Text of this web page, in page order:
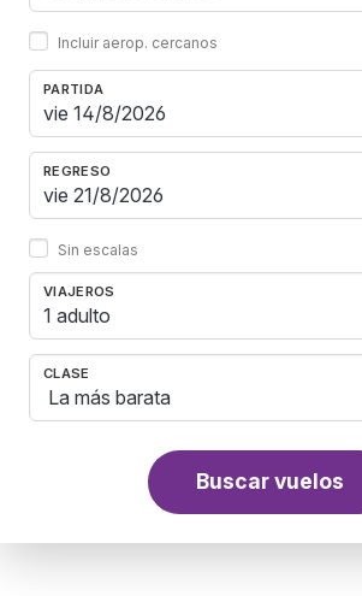
Incluir aerop. cercanos
PARTIDA
REGRESO
Sin escalas
VIAJEROS
1 adulto
CLASE
Buscar vuelos